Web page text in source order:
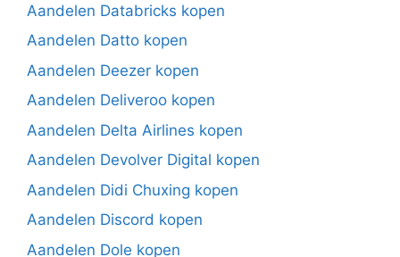
Aandelen Databricks kopen
Aandelen Datto kopen
Aandelen Deezer kopen
Aandelen Deliveroo kopen
Aandelen Delta Airlines kopen
Aandelen Devolver Digital kopen
Aandelen Didi Chuxing kopen
Aandelen Discord kopen
Aandelen Dole kopen